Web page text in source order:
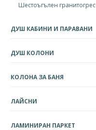
Шестоъгълен гранитогрес
ДУШ КАБИНИ И ПАРАВАНИ
ДУШ КОЛОНИ
КОЛОНА ЗА БАНЯ
ЛАЙСНИ
ЛАМИНИРАН ПАРКЕТ